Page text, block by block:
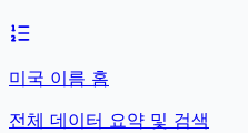
미국 이름 홈
전체 데이터 요약 및 검색